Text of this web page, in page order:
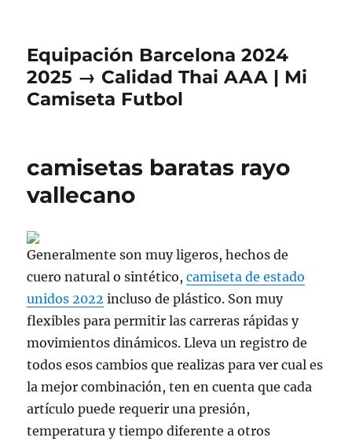
Equipación Barcelona 2024
2025 → Calidad Thai AAA | Mi
Camiseta Futbol
camisetas baratas rayo
vallecano
Generalmente son muy ligeros, hechos de
cuero natural o sintético,camiseta de estado
unidos 2022 incluso de plástico. Son muy
flexibles para permitir las carreras rápidas y
movimientos dinámicos. Lleva un registro de
todos esos cambios que realizas para ver cual es
la mejor combinación, ten en cuenta que cada
artículo puede requerir una presión,
temperatura y tiempo diferente a otros